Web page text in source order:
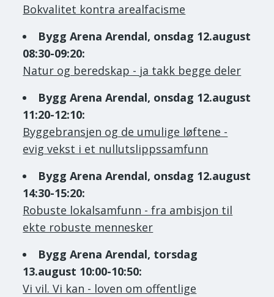
Bokvalitet kontra arealfacisme
Bygg Arena Arendal, onsdag 12.august
08:30-09:20:
Natur og beredskap - ja takk begge deler
Bygg Arena Arendal, onsdag 12.august
11:20-12:10:
Byggebransjen og de umulige løftene -
evig vekst i et nullutslippssamfunn
Bygg Arena Arendal, onsdag 12.august
14:30-15:20:
Robuste lokalsamfunn - fra ambisjon til
ekte robuste mennesker
Bygg Arena Arendal, torsdag
13.august 10:00-10:50:
Vi vil. Vi kan - loven om offentlige